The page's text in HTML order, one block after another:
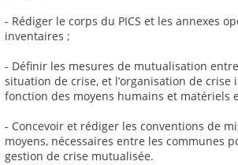
- Rédiger le corps du PICS et les annexes
inventaires ;
- Définir les mesures de mutualisation
situation de crise, et l’organisation de crise
fonction des moyens humains et matériels
- Concevoir et rédiger les conventions de
moyens, nécessaires entre les communes
gestion de crise mutualisée.